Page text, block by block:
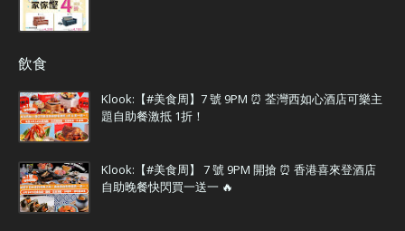
飲食
Klook:【#美食周】7 號 9PM ⏰ 荃灣西如心酒店可樂主
題自助餐激抵 1折！
Klook:【#美食周】 7 號 9PM 開搶 ⏰ 香港喜來登酒店
自助晚餐快閃買一送一 🔥